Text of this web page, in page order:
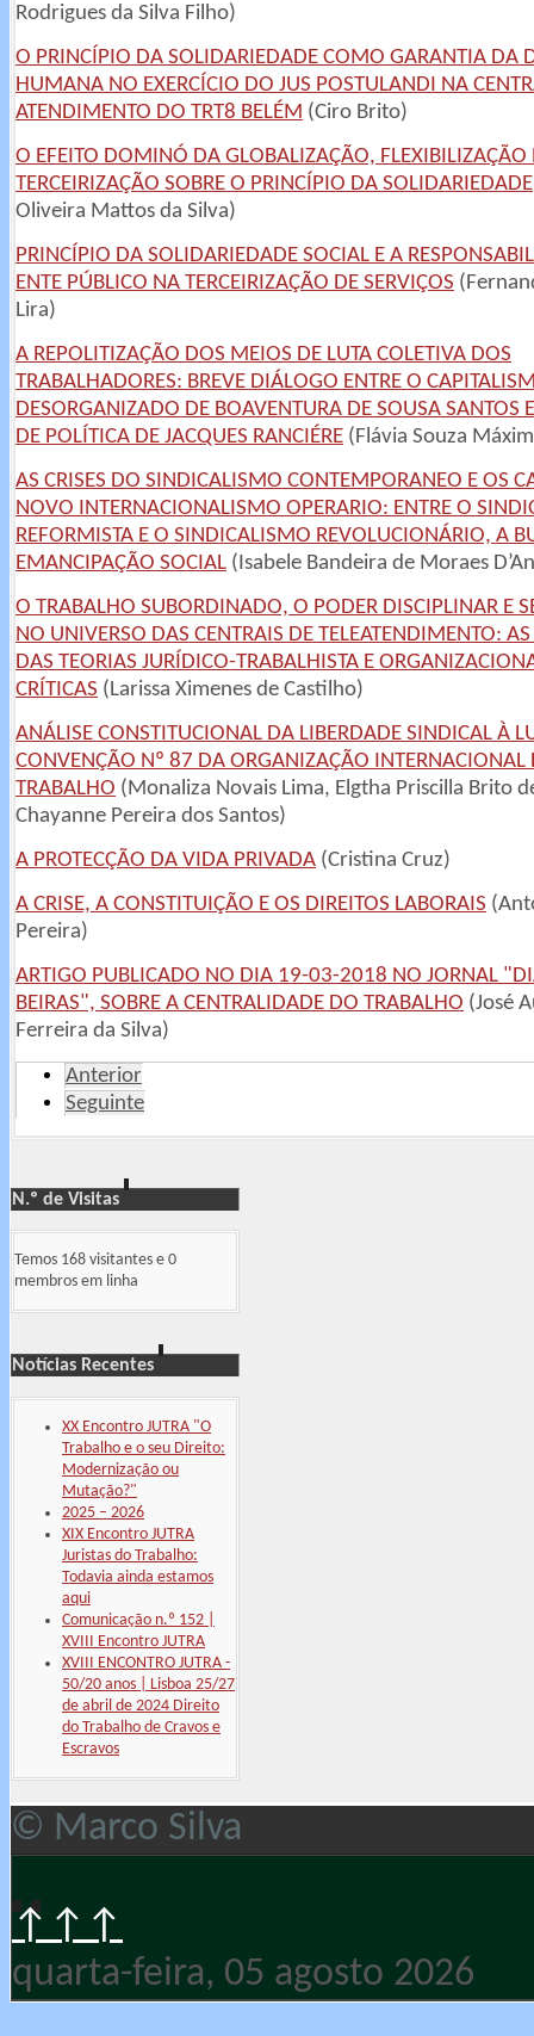
Rodrigues da Silva Filho)
O PRINCÍPIO DA SOLIDARIEDADE COMO GARANTIA DA
HUMANA NO EXERCÍCIO DO JUS POSTULANDI NA
ATENDIMENTO DO TRT8 BELÉM (Ciro Brito)
O EFEITO DOMINÓ DA GLOBALIZAÇÃO, FLEXIBILIZAÇÃO
TERCEIRIZAÇÃO SOBRE O PRINCÍPIO DA SOLIDARIEDADE
Oliveira Mattos da Silva)
PRINCÍPIO DA SOLIDARIEDADE SOCIAL E A
ENTE PÚBLICO NA TERCEIRIZAÇÃO DE SERVIÇOS
Lira)
A REPOLITIZAÇÃO DOS MEIOS DE LUTA COLETIVA DOS
TRABALHADORES: BREVE DIÁLOGO ENTRE O
DESORGANIZADO DE BOAVENTURA DE SOUSA SANTOS
DE POLÍTICA DE JACQUES RANCIÉRE (Flávia Souza
AS CRISES DO SINDICALISMO CONTEMPORANEO E OS
NOVO INTERNACIONALISMO OPERARIO: ENTRE O
REFORMISTA E O SINDICALISMO REVOLUCIONÁRIO, A
EMANCIPAÇÃO SOCIAL (Isabele Bandeira de Moraes
O TRABALHO SUBORDINADO, O PODER DISCIPLINAR E
NO UNIVERSO DAS CENTRAIS DE TELEATENDIMENTO: AS
DAS TEORIAS JURÍDICO-TRABALHISTA E
CRÍTICAS (Larissa Ximenes de Castilho)
ANÁLISE CONSTITUCIONAL DA LIBERDADE SINDICAL À
CONVENÇÃO Nº 87 DA ORGANIZAÇÃO INTERNACIONAL
TRABALHO (Monaliza Novais Lima, Elgtha Priscilla Brito
Chayanne Pereira dos Santos)
A PROTECÇÃO DA VIDA PRIVADA (Cristina Cruz)
A CRISE, A CONSTITUIÇÃO E OS DIREITOS LABORAIS
Pereira)
ARTIGO PUBLICADO NO DIA 19-03-2018 NO JORNAL
BEIRAS", SOBRE A CENTRALIDADE DO TRABALHO (José
Ferreira da Silva)
Anterior
Seguinte
N.º de Visitas
Temos 168 visitantes e 0
membros em linha
Notícias Recentes
XX Encontro JUTRA "O
Trabalho e o seu Direito:
Modernização ou
Mutação?"
2025 – 2026
XIX Encontro JUTRA
Juristas do Trabalho:
Todavia ainda estamos
aqui
Comunicação n.º 152 |
XVIII Encontro JUTRA
XVIII ENCONTRO JUTRA -
50/20 anos | Lisboa 25/27
de abril de 2024 Direito
do Trabalho de Cravos e
Escravos
© Marco Silva
↑↑↑
quarta-feira, 05 agosto 2026